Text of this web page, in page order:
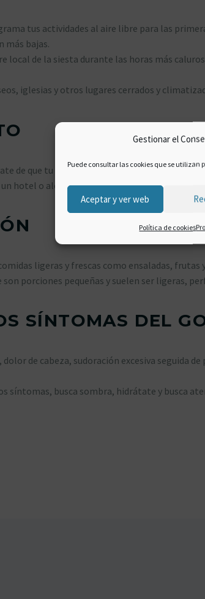
Gestionar el
Puede consultar las cookies que se
Aceptar y ver web
Política de cookies
tus actividades al aire libre para las
más bajas.
local de la siesta durante las horas más
iglesias y otros lugares cerrados y
de que tu alojamiento tenga aire
hotel o alojamiento con piscina para
ligeras y frescas como ensaladas, frutas
son porciones pequeñas y suelen ser ligeras,
SÍNTOMAS DEL
dolor de cabeza, sudoración excesiva seguida
síntomas, busca sombra, hidrátate y busca